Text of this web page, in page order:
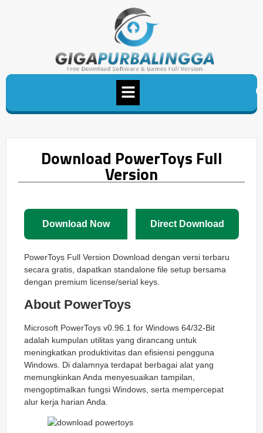
Download PowerToys Full
Version
Download Now Direct Download
PowerToys Full Version Download dengan versi terbaru
secara gratis, dapatkan standalone file setup bersama
dengan premium license/serial keys.
About PowerToys
Microsoft PowerToys v0.96.1 for Windows 64/32-Bit
adalah kumpulan utilitas yang dirancang untuk
meningkatkan produktivitas dan efisiensi pengguna
Windows. Di dalamnya terdapat berbagai alat yang
memungkinkan Anda menyesuaikan tampilan,
mengoptimalkan fungsi Windows, serta mempercepat
alur kerja harian Anda.